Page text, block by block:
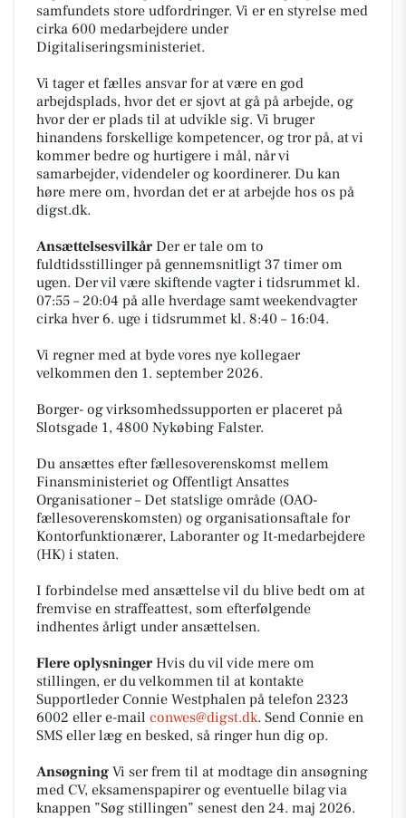
samfundets store udfordringer. Vi er en styrelse med
cirka 600 medarbejdere under
Digitaliseringsministeriet.
Vi tager et fælles ansvar for at være en god
arbejdsplads, hvor det er sjovt at gå på arbejde, og
hvor der er plads til at udvikle sig. Vi bruger
hinandens forskellige kompetencer, og tror på, at vi
kommer bedre og hurtigere i mål, når vi
samarbejder, videndeler og koordinerer. Du kan
høre mere om, hvordan det er at arbejde hos os på
digst.dk.
Ansættelsesvilkår Der er tale om to
fuldtidsstillinger på gennemsnitligt 37 timer om
ugen. Der vil være skiftende vagter i tidsrummet kl.
07:55 – 20:04 på alle hverdage samt weekendvagter
cirka hver 6. uge i tidsrummet kl. 8:40 – 16:04.
Vi regner med at byde vores nye kollegaer
velkommen den 1. september 2026.
Borger- og virksomhedssupporten er placeret på
Slotsgade 1, 4800 Nykøbing Falster.
Du ansættes efter fællesoverenskomst mellem
Finansministeriet og Offentligt Ansattes
Organisationer – Det statslige område (OAO-
fællesoverenskomsten) og organisationsaftale for
Kontorfunktionærer, Laboranter og It-medarbejdere
(HK) i staten.
I forbindelse med ansættelse vil du blive bedt om at
fremvise en straffeattest, som efterfølgende
indhentes årligt under ansættelsen.
Flere oplysninger Hvis du vil vide mere om
stillingen, er du velkommen til at kontakte
Supportleder Connie Westphalen på telefon 2323
6002 eller e-mail conwes@digst.dk. Send Connie en
SMS eller læg en besked, så ringer hun dig op.
Ansøgning Vi ser frem til at modtage din ansøgning
med CV, eksamenspapirer og eventuelle bilag via
knappen ”Søg stillingen” senest den 24. maj 2026.